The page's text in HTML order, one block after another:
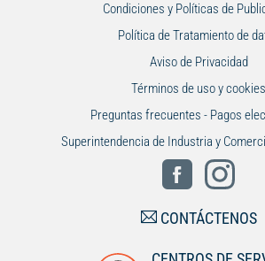
Condiciones y Políticas de
Política de Tratamiento de
Aviso de Privacidad
Términos de uso y cookies
Preguntas frecuentes - Pagos
Superintendencia de Industria y
CONTÁCTENOS